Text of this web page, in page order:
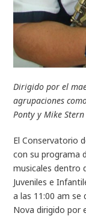
Dirigido por el
agrupaciones
Ponty y Mike
El Conservatorio
con su programa
musicales dentro
Juveniles e
a las 11:00 am se
Nova dirigido por